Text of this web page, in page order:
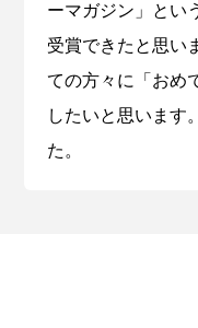
ーマガジン」とい
受賞できたと思い
ての方々に「おめ
したいと思います
た。